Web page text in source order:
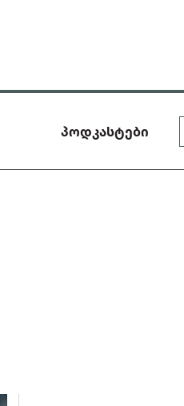
პოდკასტები